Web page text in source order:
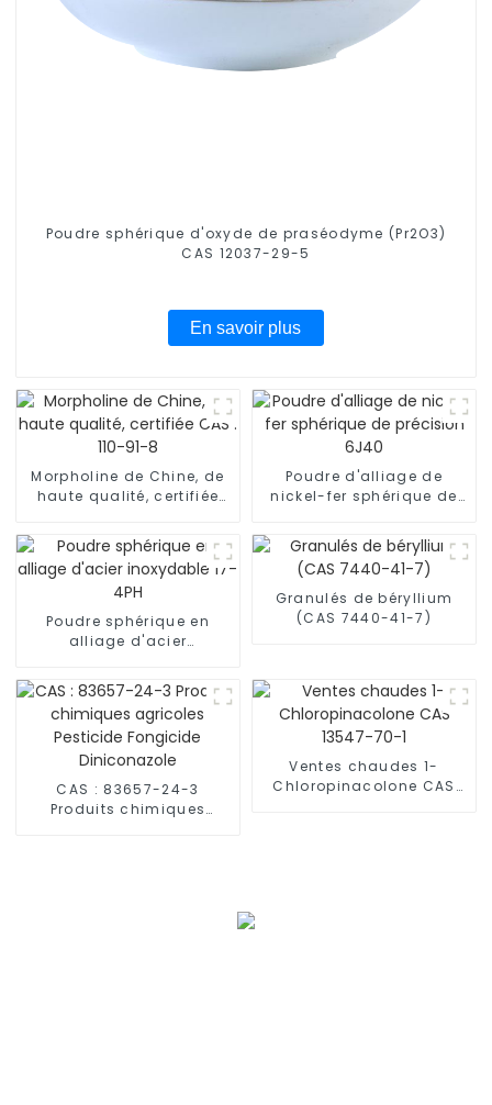
Poudre sphérique d'oxyde de praséodyme (Pr2O3)
CAS 12037-29-5
En savoir plus
Morpholine de Chine, de
haute qualité, certifiée
Poudre d'alliage de
nickel-fer sphérique de
Poudre sphérique en
alliage d'acier
Granulés de béryllium
(CAS 7440-41-7)
CAS : 83657-24-3
Produits chimiques
Ventes chaudes 1-
Chloropinacolone CAS